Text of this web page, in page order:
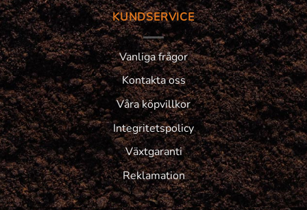
KUNDSERVICE
Vanliga frågor
Kontakta oss
Våra köpvillkor
Integritetspolicy
Växtgaranti
Reklamation